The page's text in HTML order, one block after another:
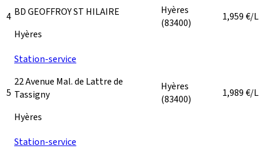
4 BD GEOFFROY ST HILAIRE
Hyères
Hyères
(83400)
1,959€/L
5
Station-service
22 Avenue Mal. de Lattre de
Tassigny
Hyères
Hyères
(83400)
1,989€/L
Station-service